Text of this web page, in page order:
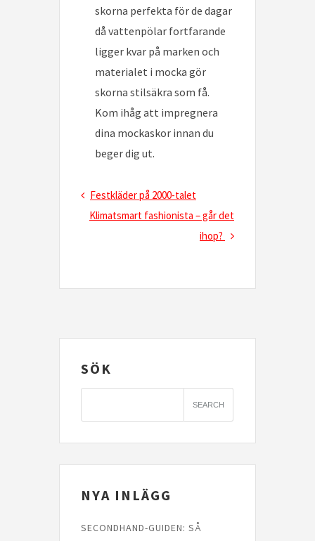
skorna perfekta för de dagar
då vattenpölar fortfarande
ligger kvar på marken och
materialet i mocka gör
skorna stilsäkra som få.
Kom ihåg att impregnera
dina mockaskor innan du
beger dig ut.
Inläggsnavigering
Previous
Post
Festkläder på 2000-talet
Next
Klimatsmart fashionista – går det
ihop?
SÖK
NYA INLÄGG
SECONDHAND-GUIDEN: SÅ